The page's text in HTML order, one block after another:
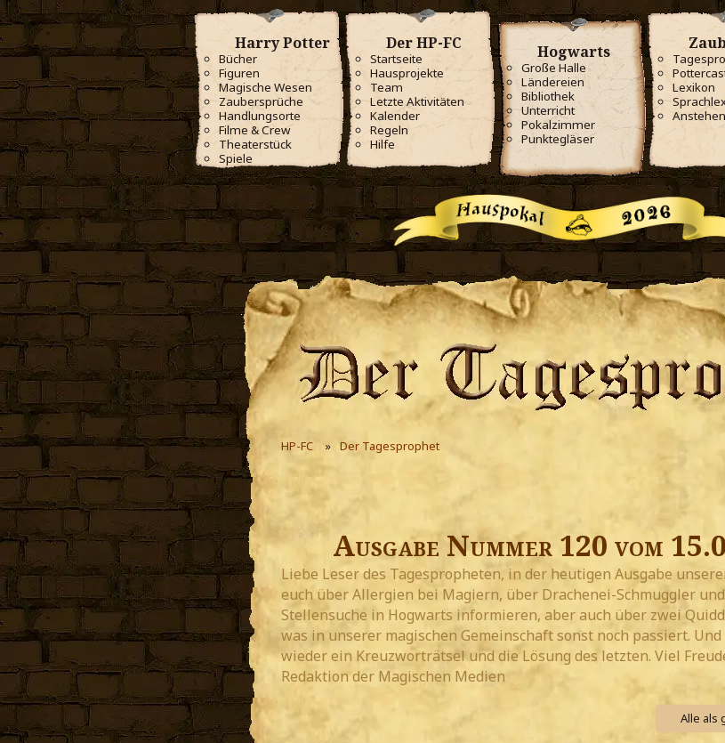
Harry Potter
Bücher
Figuren
Magische Wesen
Zaubersprüche
Handlungsorte
Filme & Crew
Theaterstück
Spiele
Der HP-FC
Startseite
Hausprojekte
Team
Letzte Aktivitäten
Kalender
Regeln
Hilfe
Hogwarts
Große Halle
Ländereien
Bibliothek
Unterricht
Pokalzimmer
Punktegläser
Lexikon
HP-FC Der Tagesprophet
Ausgabe Nummer 120 vom
Liebe Leser des Tagespropheten, in der heutigen Ausgabe
euch über Allergien bei Magiern, über Drachenei-Schmuggler
Stellensuche in Hogwarts informieren, aber auch über zwei
was in unserer magischen Gemeinschaft sonst noch passiert.
wieder ein Kreuzworträtsel und die Lösung des letzten. Viel
Redaktion der Magischen Medien
Alle als